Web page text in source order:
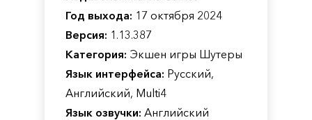
Год выхода: 17 октября 2024
Версия: 1.13.387
Категория: Экшен игры Шутеры
Язык интерфейса: Русский,
Английский, Multi4
Язык озвучки: Английский